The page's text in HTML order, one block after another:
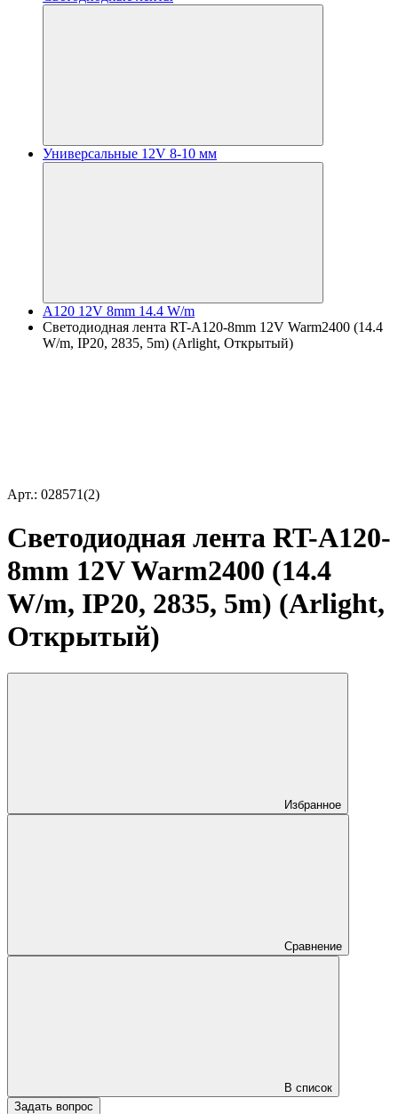
Универсальные 12V 8-10 мм
A120 12V 8mm 14.4 W/m
Светодиодная лента RT-A120-8mm 12V Warm2400 (14.4
W/m, IP20, 2835, 5m) (Arlight, Открытый)
Арт.: 028571(2)
Светодиодная лента RT-A120-
8mm 12V Warm2400 (14.4
W/m, IP20, 2835, 5m) (Arlight,
Открытый)
Избранное
Сравнение
В список
Задать вопрос